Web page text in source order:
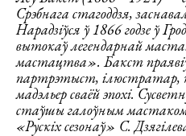
Срэбнага стагоддзя,
Нарадзіўся ў 1866 годзе ў
вытокаў легендарнай
мастацтва». Бакст
партрэтыст, ілюстратар,
мадэльер сваёй эпохі.
стаўшы галоўным
«Рускіх сезонаў» С.